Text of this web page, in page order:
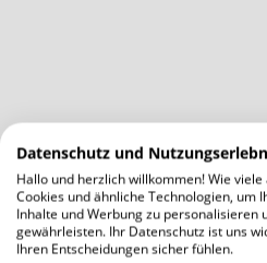
Datenschutz und
Hallo und herzlich willkommen! Wie
Cookies und ähnliche Technologien, um
Inhalte und Werbung zu
gewährleisten. Ihr Datenschutz ist uns
Ihren Entscheidungen sicher fühlen.